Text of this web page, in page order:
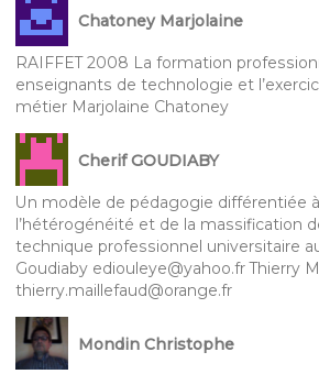
Chatoney Marjolaine
RAIFFET 2008 La formation
enseignants de technologie et
métier Marjolaine Chatoney
Cherif GOUDIABY
Un modèle de pédagogie différentiée
l’hétérogénéité et de la massification
technique professionnel universitaire
Goudiaby ediouleye@yahoo.fr Thierry
thierry.maillefaud@orange.fr
Mondin Christophe